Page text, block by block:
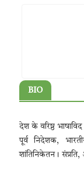
BIO
देश के वरिष्ठ
पूर्व निदेशक,
शांतिनिकेतन। संप्रति,